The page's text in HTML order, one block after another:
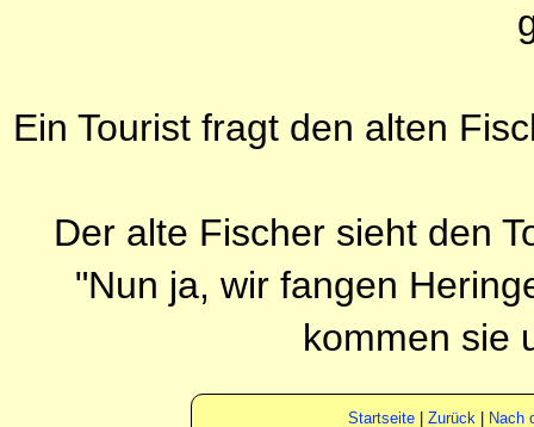
Ein Tourist fragt den alten
Der alte Fischer sieht den
"Nun ja, wir fangen
kommen sie
Startseite Zurück Nach